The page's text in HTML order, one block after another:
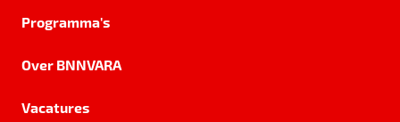
Programma's
Over BNNVARA
Vacatures